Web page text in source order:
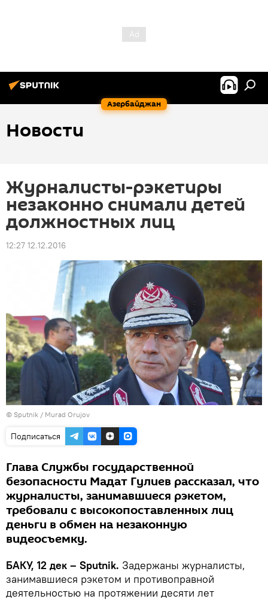
Азербайджан
Новости
Журналисты-рэкетиры
незаконно снимали детей
должностных лиц
12:27 12.12.2016
© Sputnik / Murad Orujov
Подписаться
Глава Службы государственной
безопасности Мадат Гулиев рассказал, что
журналисты, занимавшиеся рэкетом,
требовали с высокопоставленных лиц
деньги в обмен на незаконную
видеосъемку.
БАКУ, 12 дек – Sputnik. Задержаны журналисты,
занимавшиеся рэкетом и противоправной
деятельностью на протяжении десяти лет